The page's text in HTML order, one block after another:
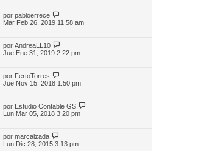
por pabloerrece
Mar Feb 26, 2019 11:58 am
por AndreaLL10
Jue Ene 31, 2019 2:22 pm
por FertoTorres
Jue Nov 15, 2018 1:50 pm
por Estudio Contable GS
Lun Mar 05, 2018 3:20 pm
por marcalzada
Lun Dic 28, 2015 3:13 pm